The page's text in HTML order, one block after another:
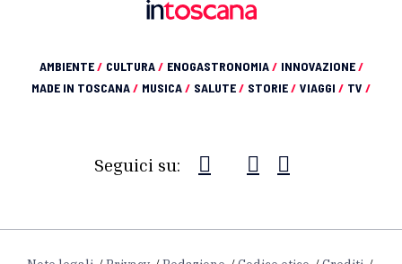
AMBIENTE/ CULTURA/ ENOGASTRONOMIA/ INNOVAZIONE/
MADE IN TOSCANA/ MUSICA/ SALUTE/ STORIE/ VIAGGI / TV /
Seguici su: